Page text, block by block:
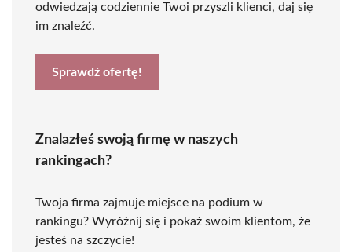
odwiedzają codziennie Twoi przyszli klienci, daj się
im znaleźć.
Sprawdź ofertę!
Znalazłeś swoją firmę w naszych
rankingach?
Twoja firma zajmuje miejsce na podium w
rankingu? Wyróżnij się i pokaż swoim klientom, że
jesteś na szczycie!